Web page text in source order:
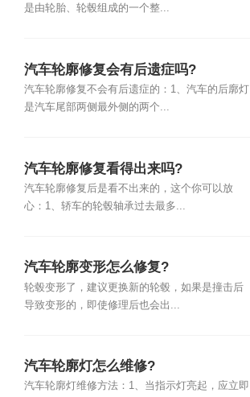
是由轮胎、轮毂组成的一个整...
汽车轮廓修复会有后遗症吗?
汽车轮廓修复不会有后遗症的：1、汽车的后廓灯
是汽车尾部两侧最外侧的两个...
汽车轮廓修复看得出来吗?
汽车轮廓修复后是看不出来的，这个你可以放
心：1、轿车的轮毂轴承过去最多...
汽车轮廓变形怎么修复?
轮毂变形了，建议更换新的轮毂，如果是撞击后
导致变形的，即使修理后也会出...
汽车轮廓灯怎么维修?
汽车轮廓灯维修方法：1、当指示灯亮起，应立即